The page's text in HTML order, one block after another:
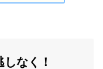
なく！